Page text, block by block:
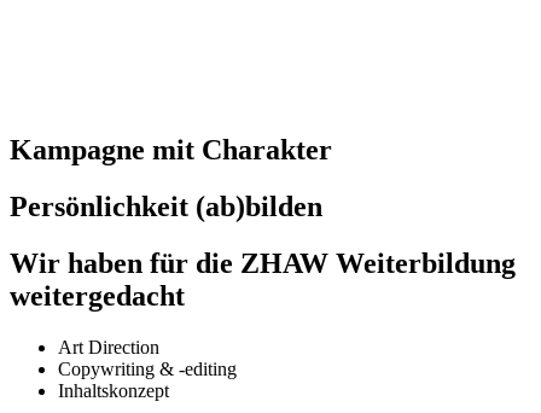
Kampagne mit Charakter
Persönlichkeit (ab)bilden
Wir haben für die ZHAW Weiterbildung
weitergedacht
Art Direction
Copywriting & -editing
Inhaltskonzept